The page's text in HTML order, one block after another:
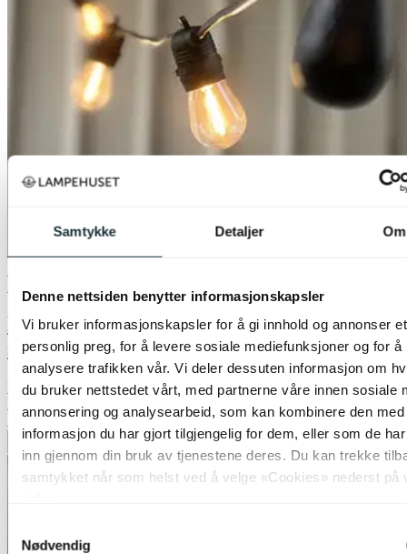
Samtykke Detaljer Om
Denne nettsiden benytter informasjonskapsler
Vi bruker informasjonskapsler for å gi innhold og annonser et
personlig preg, for å levere sosiale mediefunksjoner og for å
analysere trafikken vår. Vi deler dessuten informasjon om
du bruker nettstedet vårt, med partnerne våre innen sosiale
annonsering og analysearbeid, som kan kombinere den med
informasjon du har gjort tilgjengelig for dem, eller som de
inn gjennom din bruk av tjenestene deres. Du kan trekke
samtykket når som helst ved å velge «Cookies» nederst på
Nødvendig
Nova Life
Party lyslenke med høyttaler IP44 5m
sort
kr 389,-
kr 1 299,-
70%
Legg til ønskeliste